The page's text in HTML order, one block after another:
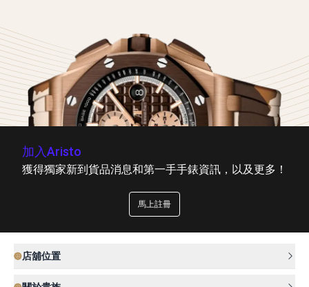
加入Aristo
獲得獨家新到貨品消息和第一手手錶資訊，以及更多！
馬上註冊
店舖位置